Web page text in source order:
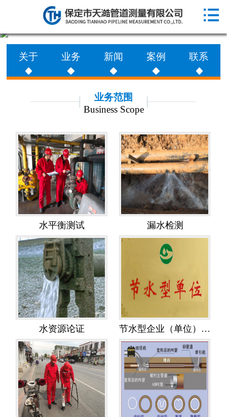
 网站首页
走进天澔
业务范围
联系天澔

关于 业务 新闻 案例 联系
业务范围
Business Scope
水平衡测试 漏水检测
水资源论证 节水型企业（单位）创建